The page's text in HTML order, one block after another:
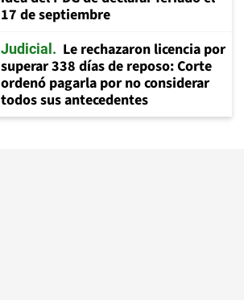
17 de septiembre
Judicial
Le rechazaron licencia por
superar 338 días de reposo: Corte
ordenó pagarla por no considerar
todos sus antecedentes